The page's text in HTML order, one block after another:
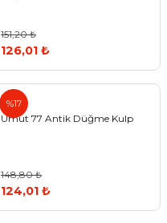
151,20 ₺
126,01 ₺
%17
Umut
Umut 77 Antik Düğme Kulp
148,80 ₺
124,01 ₺